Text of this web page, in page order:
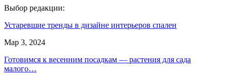
Выбор редакции:
Устаревшие тренды в дизайне интерьеров спален
Мар 3, 2024
Готовимся к весенним посадкам — растения для сада
малого…